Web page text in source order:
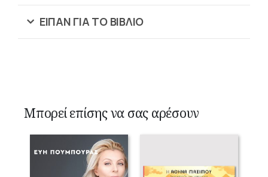
ΕΙΠΑΝ ΓΙΑ ΤΟ ΒΙΒΛΙΟ
Μπορεί επίσης να σας αρέσουν